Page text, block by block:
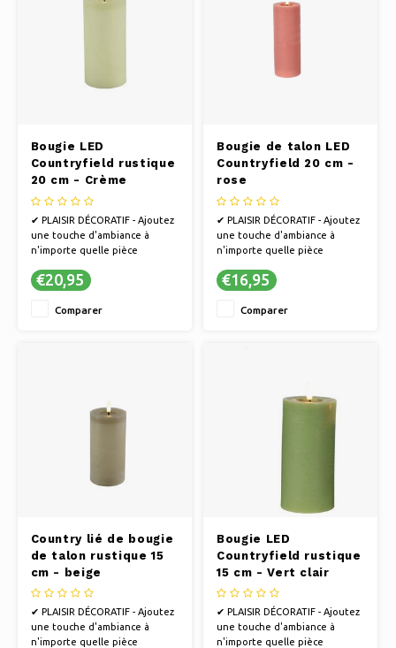
Bougie LED
Countryfield rustique
20 cm - Crème
✔ PLAISIR DÉCORATIF - Ajoutez
une touche d'ambiance à
n'importe quelle pièce
Parfait pour se détendre, faire
romantiques
€20,95
Comparer
Bougie de talon LED
Countryfield 20 cm -
rose
✔ PLAISIR DÉCORATIF - Ajoutez
une touche d'ambiance à
n'importe quelle pièce
Parfait pour se détendre, faire
romantiques
€16,95
Comparer
Country lié de bougie
de talon rustique 15
cm - beige
✔ PLAISIR DÉCORATIF - Ajoutez
une touche d'ambiance à
n'importe quelle pièce
Bougie LED
Countryfield rustique
15 cm - Vert clair
✔ PLAISIR DÉCORATIF - Ajoutez
une touche d'ambiance à
n'importe quelle pièce